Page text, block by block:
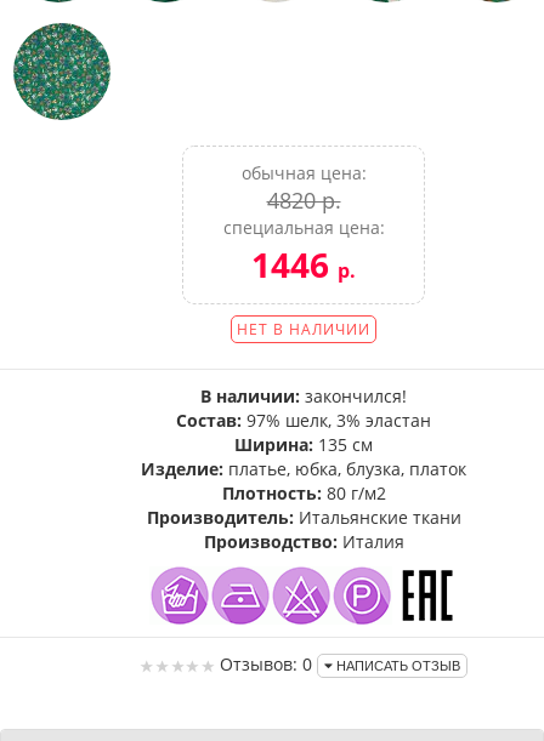
обычная цена:
4820 р.
специальная цена:
1446 р.
НЕТ В НАЛИЧИИ
В наличии: закончился!
Состав: 97% шелк, 3% эластан
Ширина: 135 см
Изделие: платье, юбка, блузка, платок
Плотность: 80 г/м2
Производитель: Итальянские ткани
Производство: Италия
Отзывов: 0 НАПИСАТЬ ОТЗЫВ